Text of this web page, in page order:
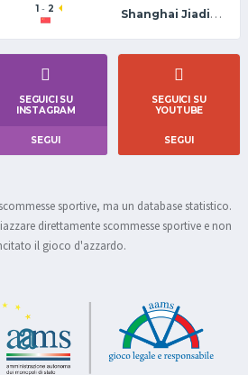
1- 2 Shanghai Jiading Huilong
SEGUICI SU
INSTAGRAM
SEGUI
SEGUICI SU
YOUTUBE
SEGUI
sportive, ma un database statistico.
direttamente scommesse sportive e non
il gioco d'azzardo.